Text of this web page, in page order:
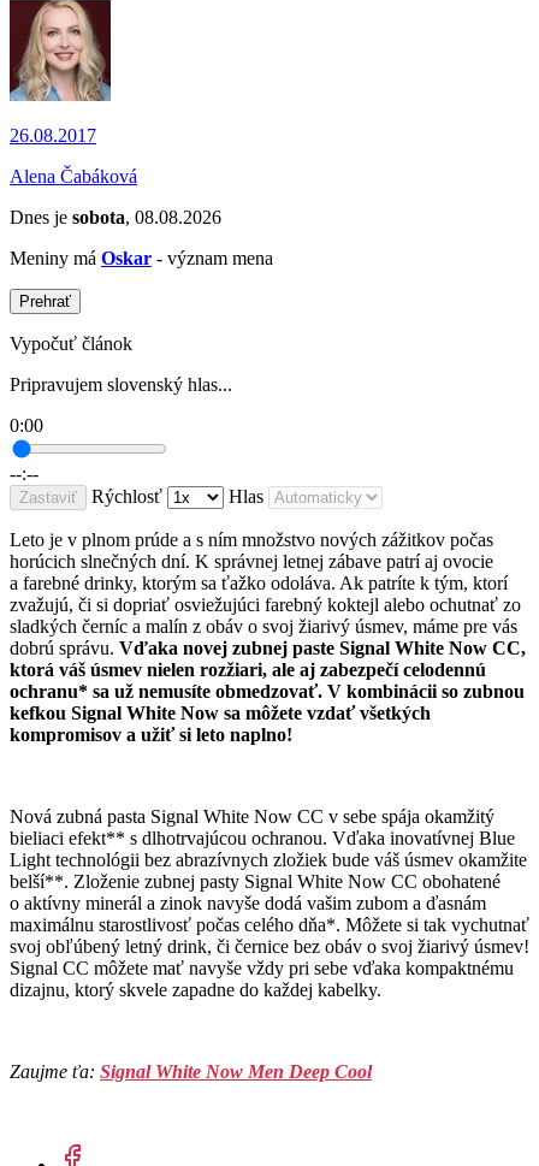
26.08.2017
Alena Čabáková
Dnes je sobota, 08.08.2026
Meniny má Oskar - význam mena
Prehrať
Vypočuť článok
Pripravujem slovenský hlas...
0:00
--:--
Zastaviť Rýchlosť Hlas
Leto je v plnom prúde a s ním množstvo nových zážitkov počas
horúcich slnečných dní. K správnej letnej zábave patrí aj ovocie
a farebné drinky, ktorým sa ťažko odoláva. Ak patríte k tým, ktorí
zvažujú, či si dopriať osviežujúci farebný koktejl alebo ochutnať zo
sladkých černíc a malín z obáv o svoj žiarivý úsmev, máme pre vás
dobrú správu. Vďaka novej zubnej paste Signal White Now CC,
ktorá váš úsmev nielen rozžiari, ale aj zabezpečí celodennú
ochranu* sa už nemusíte obmedzovať. V kombinácii so zubnou
kefkou Signal White Now sa môžete vzdať všetkých
kompromisov a užiť si leto naplno!
Nová zubná pasta Signal White Now CC v sebe spája okamžitý
bieliaci efekt** s dlhotrvajúcou ochranou. Vďaka inovatívnej Blue
Light technológii bez abrazívnych zložiek bude váš úsmev okamžite
belší**. Zloženie zubnej pasty Signal White Now CC obohatené
o aktívny minerál a zinok navyše dodá vašim zubom a ďasnám
maximálnu starostlivosť počas celého dňa*. Môžete si tak vychutnať
svoj obľúbený letný drink, či černice bez obáv o svoj žiarivý úsmev!
Signal CC môžete mať navyše vždy pri sebe vďaka kompaktnému
dizajnu, ktorý skvele zapadne do každej kabelky.
Zaujme ťa: Signal White Now Men Deep Cool